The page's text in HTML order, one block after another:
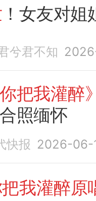
！女友对姐
兮君不知
你把我灌
照缅怀
快报 2026-06-
我灌醉原